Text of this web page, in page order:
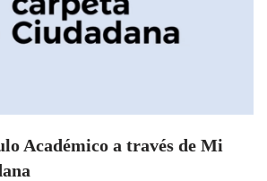
Académico a través de Mi